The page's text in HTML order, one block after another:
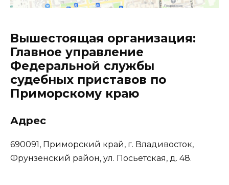
Вышестоящая организация:
Главное управление
Федеральной службы
судебных приставов по
Приморскому краю
Адрес
690091, Приморский край, г. Владивосток,
Фрунзенский район, ул. Посьетская, д. 48.